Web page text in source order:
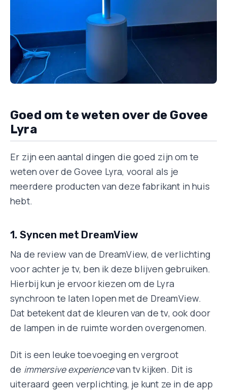
Goed om te weten over de Govee
Lyra
Er zijn een aantal dingen die goed zijn om te
weten over de Govee Lyra, vooral als je
meerdere producten van deze fabrikant in huis
hebt.
1. Syncen met DreamView
Na de review van de DreamView, de verlichting
voor achter je tv, ben ik deze blijven gebruiken.
Hierbij kun je ervoor kiezen om de Lyra
synchroon te laten lopen met de DreamView.
Dat betekent dat de kleuren van de tv, ook door
de lampen in de ruimte worden overgenomen.
Dit is een leuke toevoeging en vergroot
de immersive experiencevan tv kijken. Dit is
uiteraard geen verplichting, je kunt ze in de app